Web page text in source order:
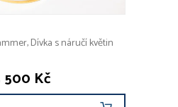
Dívka s náručí květin
500 Kč